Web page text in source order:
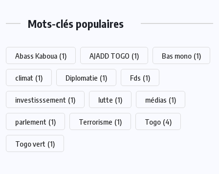
Mots-clés populaires
Abass Kaboua (1) AJADD TOGO (1) Bas mono (1)
climat (1) Diplomatie (1) Fds (1)
investisssement (1) lutte (1) médias (1)
parlement (1) Terrorisme (1) Togo (4)
Togo vert (1)